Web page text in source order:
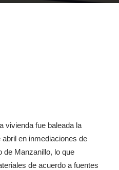
vivienda fue baleada la
en inmediaciones de
de Manzanillo, lo que
de acuerdo a fuentes